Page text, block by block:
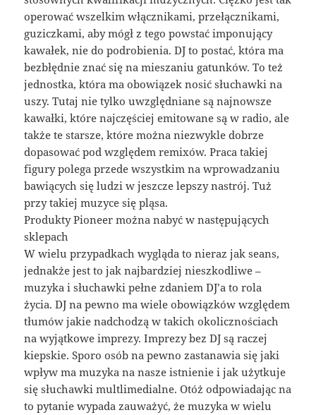
operować wszelkim włącznikami, przełącznikami,
guziczkami, aby mógł z tego powstać imponujący
kawałek, nie do podrobienia. DJ to postać, która ma
bezbłędnie znać się na mieszaniu gatunków. To też
jednostka, która ma obowiązek nosić słuchawki na
uszy. Tutaj nie tylko uwzględniane są najnowsze
kawałki, które najczęściej emitowane są w radio, ale
także te starsze, które można niezwykle dobrze
dopasować pod względem remixów. Praca takiej
figury polega przede wszystkim na wprowadzaniu
bawiących się ludzi w jeszcze lepszy nastrój. Tuż
przy takiej muzyce się pląsa.
Produkty Pioneer można nabyć w następujących
sklepach
W wielu przypadkach wygląda to nieraz jak seans,
jednakże jest to jak najbardziej nieszkodliwe –
muzyka i słuchawki pełne zdaniem DJ’a to rola
życia. DJ na pewno ma wiele obowiązków względem
tłumów jakie nadchodzą w takich okolicznościach
na wyjątkowe imprezy. Imprezy bez DJ są raczej
kiepskie. Sporo osób na pewno zastanawia się jaki
wpływ ma muzyka na nasze istnienie i jak użytkuje
się słuchawki multlimedialne. Otóż odpowiadając na
to pytanie wypada zauważyć, że muzyka w wielu